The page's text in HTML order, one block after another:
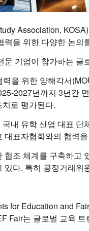
Association,
을 위한 다양한 논의
기업이 참가하는
을 위한 양해각서
2027년까지 3년간
로 평가된다.
내 유학 산업 대표
표자협회와의 협력
조 체계를 구축하고
다. 특히 공정거래
for Education and
Fair는 글로벌 교육